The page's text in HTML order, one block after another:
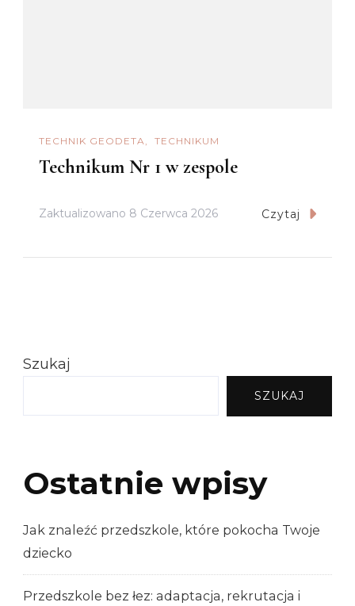
TECHNIK GEODETA TECHNIKUM
Technikum Nr 1 w zespole
Zaktualizowano 8 Czerwca 2026 Czytaj
Szukaj
SZUKAJ
Ostatnie wpisy
Jak znaleźć przedszkole, które pokocha Twoje
dziecko
Przedszkole bez łez: adaptacja, rekrutacja i